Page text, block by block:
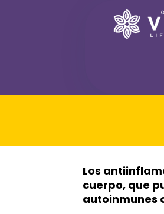
Los
cuerpo, que
autoinmunes